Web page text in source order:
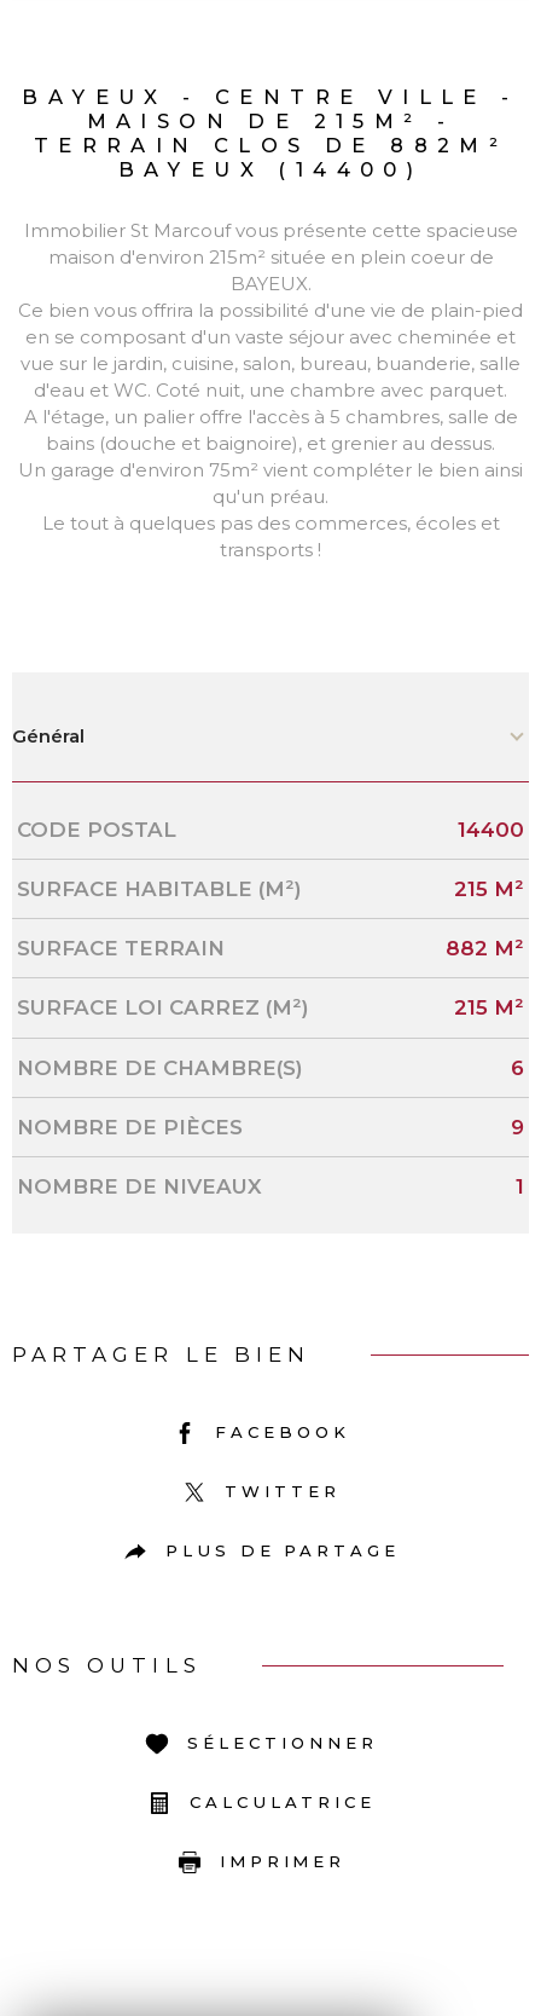
BAYEUX - CENTRE VILLE -
MAISON DE 215M² -
TERRAIN CLOS DE 882M²
BAYEUX (14400)
Immobilier St Marcouf vous présente cette spacieuse
maison d'environ 215m² située en plein coeur de
BAYEUX.
Ce bien vous offrira la possibilité d'une vie de plain-pied
en se composant d'un vaste séjour avec cheminée et
vue sur le jardin, cuisine, salon, bureau, buanderie, salle
d'eau et WC. Coté nuit, une chambre avec parquet.
A l'étage, un palier offre l'accès à 5 chambres, salle de
bains (douche et baignoire), et grenier au dessus.
Un garage d'environ 75m² vient compléter le bien ainsi
qu'un préau.
Le tout à quelques pas des commerces, écoles et
transports !
Général
Caractérisque Valeurs
CODE POSTAL 14400
SURFACE HABITABLE (M²) 215 M²
SURFACE TERRAIN 882 M²
SURFACE LOI CARREZ (M²) 215 M²
NOMBRE DE CHAMBRE(S) 6
NOMBRE DE PIÈCES 9
NOMBRE DE NIVEAUX 1
PARTAGER LE BIEN
FACEBOOK
TWITTER
PLUS DE PARTAGE
NOS OUTILS
SÉLECTIONNER
CALCULATRICE
IMPRIMER